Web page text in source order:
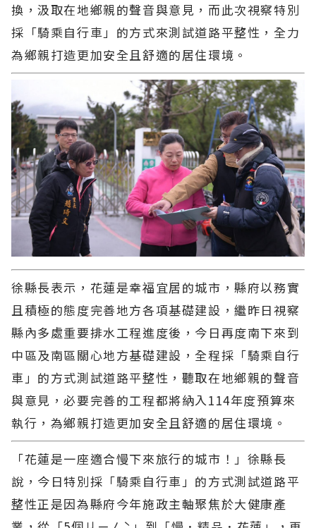
換，汲取在地鄉親的聲音與意見，而此次視察特別
採「騎乘自行車」的方式來測試道路平整性，全力
為鄉親打造更加安全且舒適的居住環境。
徐縣長表示，花蓮是幸福宜居的城市，縣府以務實
且積極的態度完善地方各項基礎建設，繼昨日視察
縣內多處重要排水工程進度後，今日再度南下來到
中區及南區關心地方基礎建設，全程採「騎乘自行
車」的方式測試道路平整性，聽取在地鄉親的聲音
與意見，必要完善的工程都將納入114年度預算來
執行，為鄉親打造更加安全且舒適的居住環境。
「花蓮是一座適合慢下來旅行的城市！」徐縣長
說，今日特別採「騎乘自行車」的方式測試道路平
整性正是因為縣府今年施政主軸聚焦於大健康產